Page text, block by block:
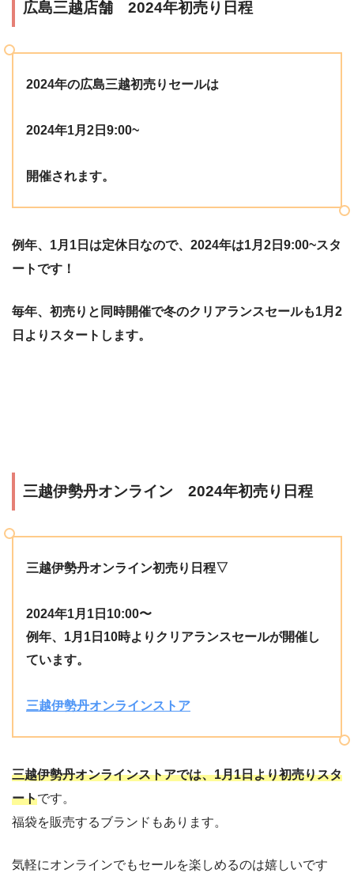
広島三越店舗 2024年初売り日程
2024年の広島三越初売りセールは
2024年1月2日9:00~
開催されます。
例年、1月1日は定休日なので、2024年は1月2日9:00~スタ
ートです！
毎年、初売りと同時開催で冬のクリアランスセールも1月2
日よりスタートします。
三越伊勢丹オンライン 2024年初売り日程
三越伊勢丹オンライン初売り日程▽
2024年1月1日10:00〜
例年、1月1日10時よりクリアランスセールが開催し
ています。
三越伊勢丹オンラインストア
三越伊勢丹オンラインストアでは、1月1日より初売りスタ
ートです。
福袋を販売するブランドもあります。
気軽にオンラインでもセールを楽しめるのは嬉しいです